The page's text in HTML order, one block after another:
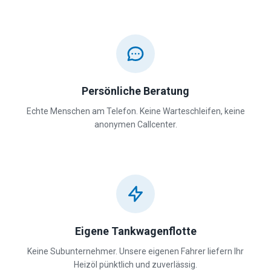
Persönliche Beratung
Echte Menschen am Telefon. Keine Warteschleifen, keine
anonymen Callcenter.
Eigene Tankwagenflotte
Keine Subunternehmer. Unsere eigenen Fahrer liefern Ihr
Heizöl pünktlich und zuverlässig.